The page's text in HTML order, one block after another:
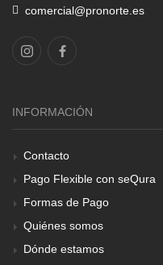
comercial@pronorte.es
INFORMACIÓN
Contacto
Pago Flexible con seQura
Formas de Pago
Quiénes somos
Dónde estamos